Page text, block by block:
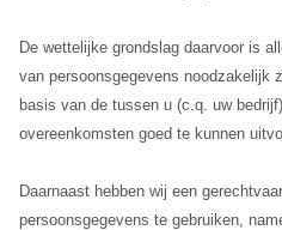
De wettelijke grondslag daarvoor is
van persoonsgegevens noodzakelijk
basis van de tussen u (c.q. uw
overeenkomsten goed te kunnen
Daarnaast hebben wij een
persoonsgegevens te gebruiken,